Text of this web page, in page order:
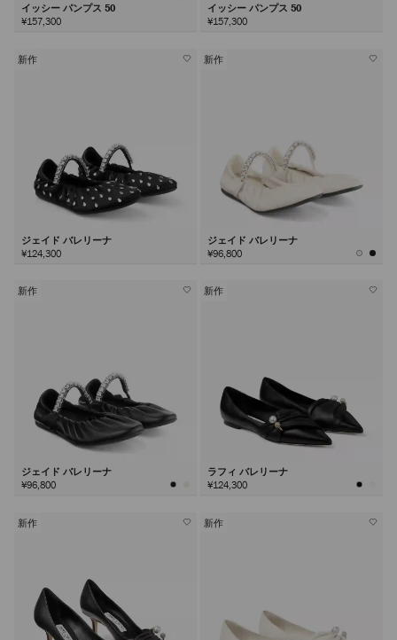
イッシー パンプス 50
¥157,300
イッシー パンプス 50
¥157,300
新作
ジェイド バレリーナ
¥124,300
新作
ジェイド バレリーナ
¥96,800
新作
ジェイド バレリーナ
¥96,800
新作
ラフィ バレリーナ
¥124,300
新作 新作